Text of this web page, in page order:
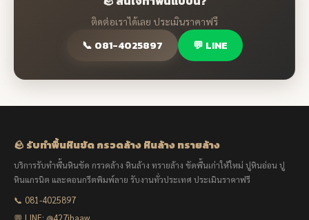
ติดต่อเราได้เลย ประเมินราคาฟรี
📞 081-4025897 💬 LINE
🪨 รับทำพื้นหินขัด กรวดล้าง หินล้าง ทรายล้าง
บริการรับทำพื้นหินขัด กรวดล้าง หินล้าง ทรายล้าง ขัดพื้นเก่าให้ใหม่ ปูหินอ่อน ปู
หินแกรนิต และคอนกรีตพิมพ์ลาย รับงานทั่วประเทศ ประเมินราคาฟรี
📞 081-4025897